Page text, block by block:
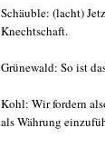
Schäuble: (lacht)
Knechtschaft.
Grünewald: So ist
Kohl: Wir fordern
als Währung